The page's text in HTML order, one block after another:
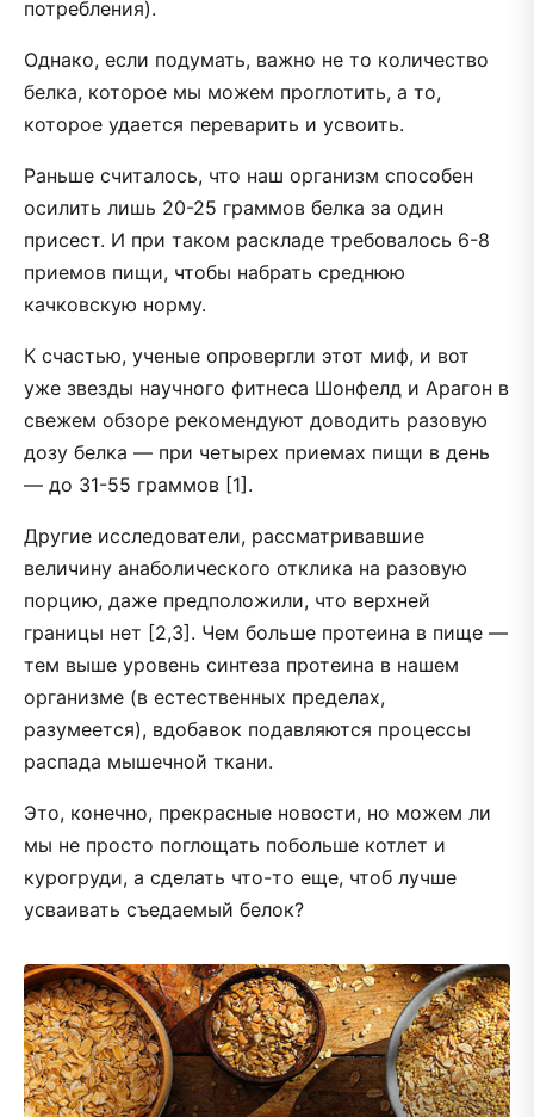
потребления).
Однако, если подумать, важно не то количество
белка, которое мы можем проглотить, а то,
которое удается переварить и усвоить.
Раньше считалось, что наш организм способен
осилить лишь 20-25 граммов белка за один
присест. И при таком раскладе требовалось 6-8
приемов пищи, чтобы набрать среднюю
качковскую норму.
К счастью, ученые опровергли этот миф, и вот
уже звезды научного фитнеса Шонфелд и Арагон в
свежем обзоре рекомендуют доводить разовую
дозу белка — при четырех приемах пищи в день
— до 31-55 граммов [1].
Другие исследователи, рассматривавшие
величину анаболического отклика на разовую
порцию, даже предположили, что верхней
границы нет [2,3]. Чем больше протеина в пище —
тем выше уровень синтеза протеина в нашем
организме (в естественных пределах,
разумеется), вдобавок подавляются процессы
распада мышечной ткани.
Это, конечно, прекрасные новости, но можем ли
мы не просто поглощать побольше котлет и
курогруди, а сделать что-то еще, чтоб лучше
усваивать съедаемый белок?